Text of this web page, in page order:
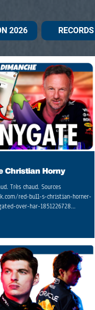
2026 RECORDS
Christian Horny
Très chaud. Sources
red-bull-s-christian-horner-
over-har-1851226728...